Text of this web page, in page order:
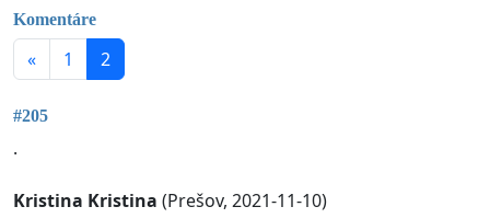
Komentáre
« 1 2
#205
.
Kristina Kristina (Prešov, 2021-11-10)